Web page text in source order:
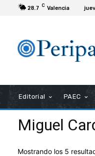
28.7 C Valencia
Editorial PAEC
Miguel
Mostrando los 5